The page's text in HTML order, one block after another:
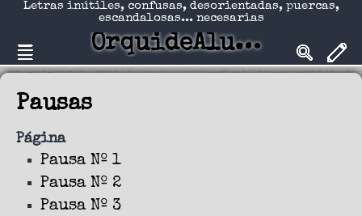
Letras inútiles, confusas, desorientadas, puercas,
escandalosas... necesarias
OrquideAlucinadA
Pausas
Página
Pausa Nº 1
Pausa Nº 2
Pausa Nº 3